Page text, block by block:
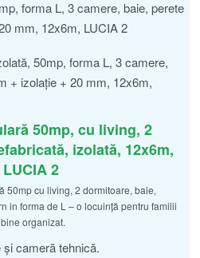
50mp, cu living, 2
izolată, 12x6m,
2
50mp cu living, 2 dormitoare, baie,
in forma de L – o locuință pentru familii
organizat.
cameră tehnică.